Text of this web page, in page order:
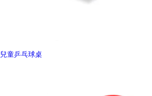
兒童乒乓球桌